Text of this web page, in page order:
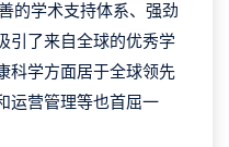
的学术支持体系、强劲
引了来自全球的优秀学
科学方面居于全球领先
运营管理等也首屈一